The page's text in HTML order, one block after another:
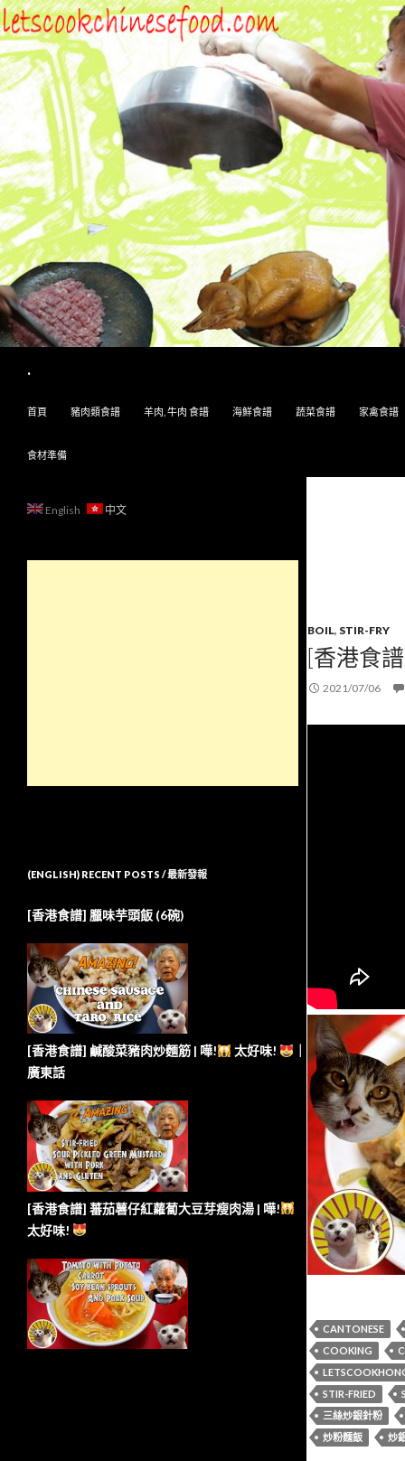
.
首頁
豬肉類食譜 羊肉, 牛肉 食譜 海鮮食譜 蔬菜食譜 家禽食譜
食材準備
BOIL, STIR-FRY
[香港食
2021/07/06
CANTONESE
COOKING
STIR-FRIED
三絲炒銀針粉
炒粉麵飯
炒
English 中文
(ENGLISH) RECENT POSTS / 最新發報
[香港食譜] 臘味芋頭飯 (6碗)
[香港食譜] 鹹酸菜豬肉炒麵筋 | 嘩! 太好味!
廣東話
[香港食譜] 蕃茄薯仔紅蘿蔔大豆芽瘦肉湯 | 嘩!
太好味!